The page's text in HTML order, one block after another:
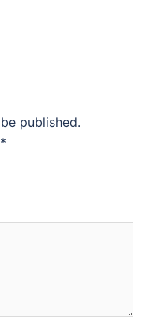
published.
*